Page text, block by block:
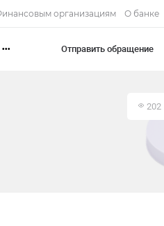
организациям О банке
••• Отправить обращение
202